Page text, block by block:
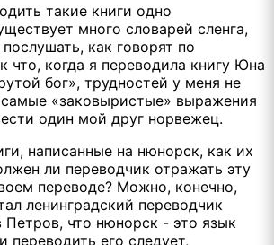
такие книги одно
много словарей сленга,
как говорят по
что, когда я переводила книгу Юна
бог», трудностей у меня не
самые «заковыристые» выражения
один мой друг норвежец.
написанные на нюнорск, как их
ли переводчик отражать эту
переводе? Можно, конечно,
ленинградский переводчик
Петров, что нюнорск - это язык
переводить его следует,